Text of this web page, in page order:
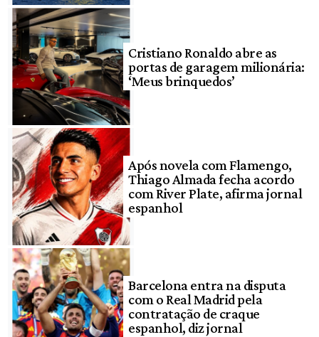
Cristiano Ronaldo abre as
portas de garagem milionária:
‘Meus brinquedos’
Após novela com Flamengo,
Thiago Almada fecha acordo
com River Plate, afirma jornal
espanhol
Barcelona entra na disputa
com o Real Madrid pela
contratação de craque
espanhol, diz jornal